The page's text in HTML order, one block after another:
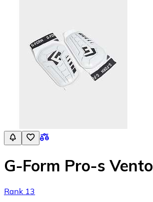
G-Form Pro-s Vento
Rank 13